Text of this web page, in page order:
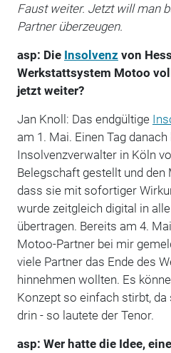
Faust weiter. Jetzt will man
Partner überzeugen.
asp: Die Insolvenz von
Werkstattsystem Motoo
jetzt weiter?
Jan Knoll: Das endgültige
am 1. Mai. Einen Tag
Insolvenzverwalter in Köln
Belegschaft gestellt und
dass sie mit sofortiger
wurde zeitgleich digital in
übertragen. Bereits am 4.
Motoo-Partner bei mir
viele Partner das Ende des
hinnehmen wollten. Es
Konzept so einfach stirbt,
drin - so lautete der Tenor.
asp: Wer hatte die Idee,